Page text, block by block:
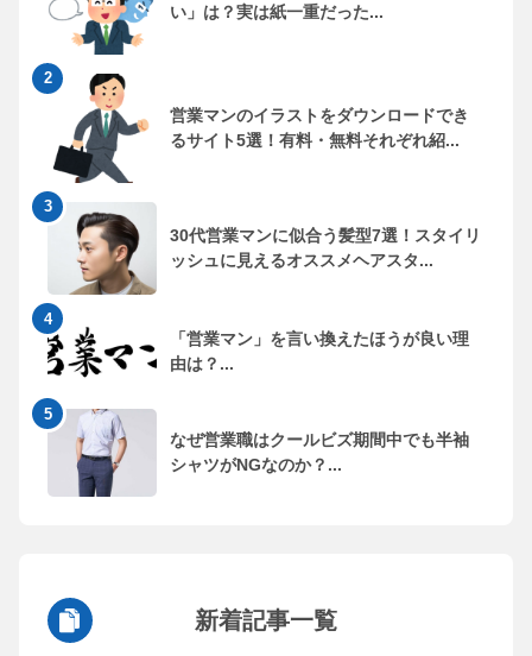
い」は？実は紙一重だった...
営業マンのイラストをダウンロードでき
るサイト5選！有料・無料それぞれ紹...
30代営業マンに似合う髪型7選！スタイリ
ッシュに見えるオススメヘアスタ...
「営業マン」を言い換えたほうが良い理
由は？...
なぜ営業職はクールビズ期間中でも半袖
シャツがNGなのか？...
新着記事一覧